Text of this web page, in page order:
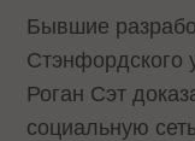
Бывшие
Стэнфордского
Роган Сэт
социальную